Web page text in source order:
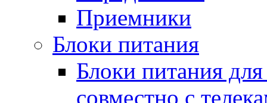
Приемники
Блоки питания
Блоки питания
совместно с